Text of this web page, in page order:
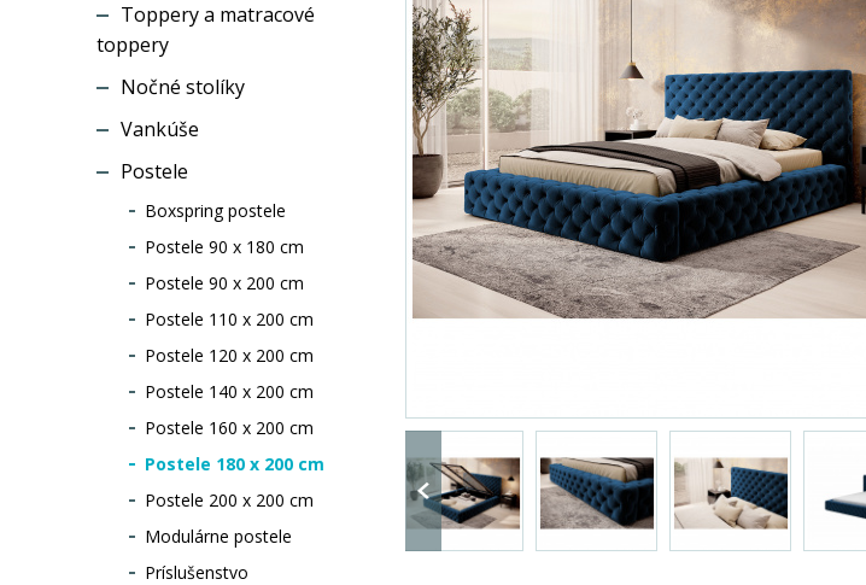
Toppery a matracové
toppery
Nočné stolíky
Vankúše
Postele
Boxspring postele
Postele 90 x 180 cm
Postele 90 x 200 cm
Postele 110 x 200 cm
Postele 120 x 200 cm
Postele 140 x 200 cm
Postele 160 x 200 cm
Postele 180 x 200 cm
Postele 200 x 200 cm
Modulárne postele
Príslušenstvo